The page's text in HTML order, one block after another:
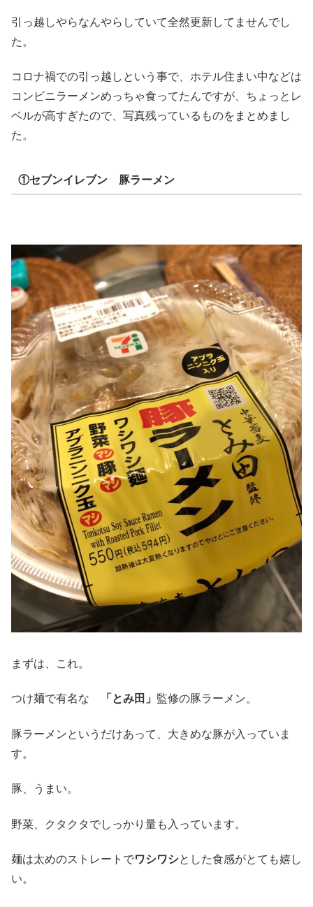
引っ越しやらなんやらしていて全然更新してませんでし
た。
コロナ禍での引っ越しという事で、ホテル住まい中などは
コンビニラーメンめっちゃ食ってたんですが、ちょっとレ
ベルが高すぎたので、写真残っているものをまとめまし
た。
①セブンイレブン 豚ラーメン
まずは、これ。
つけ麺で有名な 「とみ田」 監修の豚ラーメン。
豚ラーメンというだけあって、大きめな豚が入っていま
す。
豚、うまい。
野菜、クタクタでしっかり量も入っています。
麺は太めのストレートでワシワシとした食感がとても嬉し
い。